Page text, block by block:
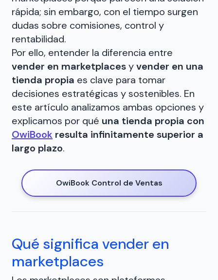
rápida; sin embargo, con el tiempo surgen
dudas sobre comisiones, control y
rentabilidad.
Por ello, entender la diferencia entre
vender en marketplacesyvender en una
tienda propia es clave para tomar
decisiones estratégicas y sostenibles. En
este artículo analizamos ambas opciones y
explicamos por qué una tienda propia con
OwiBook resulta infinitamente superior a
largo plazo.
OwiBook Control de Ventas
Qué significa vender en
marketplaces